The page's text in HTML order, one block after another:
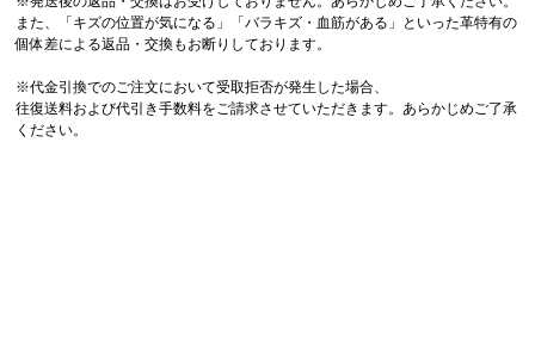
また、「キズの位置が気になる」「バラキズ・血筋がある」といった革特有の
個体差による返品・交換もお断りしております。
※代金引換でのご注文において受取拒否が発生した場合、
往復送料および代引き手数料をご請求させていただきます。あらかじめご了承
ください。